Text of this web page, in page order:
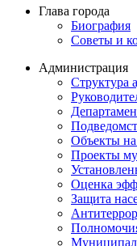
Глава города
Биография
Советы и
Администрация
Структура
Объекты на
Проекты
Оценка
Защита